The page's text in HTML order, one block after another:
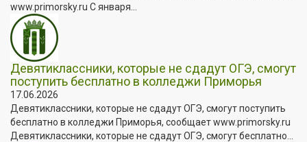
www.primorsky.ru С января...
Девятиклассники, которые не сдадут ОГЭ, смогут
поступить бесплатно в колледжи Приморья
17.06.2026
Девятиклассники, которые не сдадут ОГЭ, смогут поступить
бесплатно в колледжи Приморья, сообщает www.primorsky.ru
Девятиклассники, которые не сдадут ОГЭ, смогут бесплатно...